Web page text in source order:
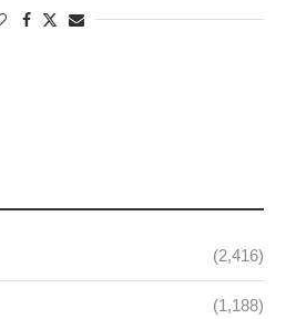
(2,416)
(1,188)